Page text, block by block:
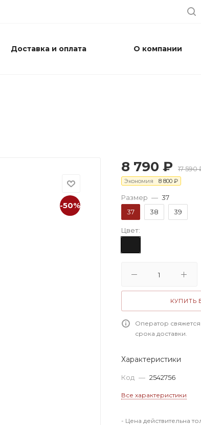
Доставка и оплата О компании
-50%
8 790 ₽ 17 590
Экономия 8 800 ₽
Размер — 37
37
38 39
Цвет:
КУПИТЬ
Оператор
срока доставки.
Характеристики
Код — 2542756
Все характеристики
- Цена действительна